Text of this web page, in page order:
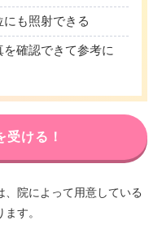
にも照射できる
確認できて参考に
受ける！
、院によって用意している
す。